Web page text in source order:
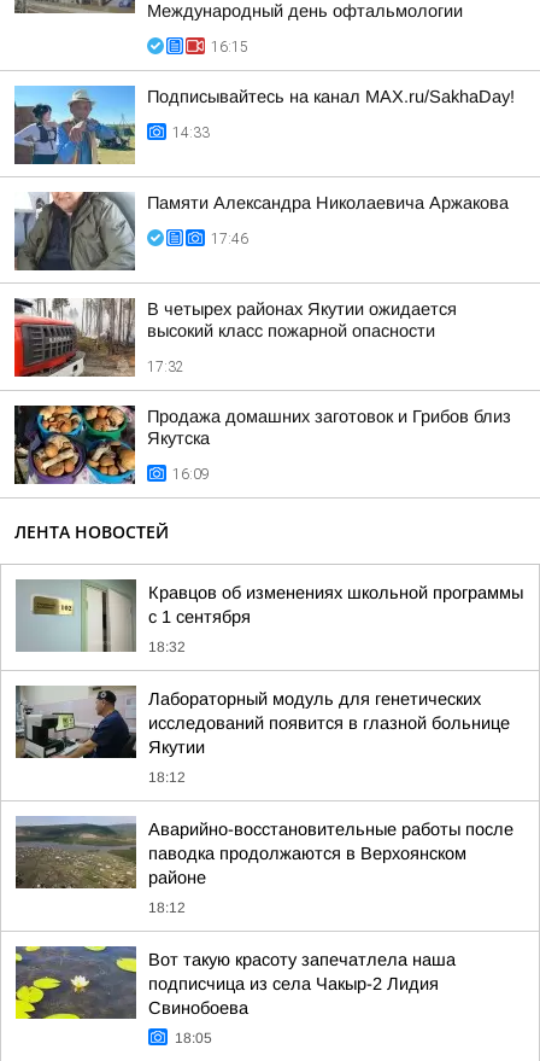
Международный день офтальмологии
16:15
Подписывайтесь на канал MAX.ru/SakhaDay!
14:33
Памяти Александра Николаевича Аржакова
17:46
В четырех районах Якутии ожидается
высокий класс пожарной опасности
17:32
Продажа домашних заготовок и Грибов близ
Якутска
16:09
ЛЕНТА НОВОСТЕЙ
Кравцов об изменениях школьной программы
с 1 сентября
18:32
Лабораторный модуль для генетических
исследований появится в глазной больнице
Якутии
18:12
Аварийно-восстановительные работы после
паводка продолжаются в Верхоянском
районе
18:12
Вот такую красоту запечатлела наша
подписчица из села Чакыр-2 Лидия
Свинобоева
18:05